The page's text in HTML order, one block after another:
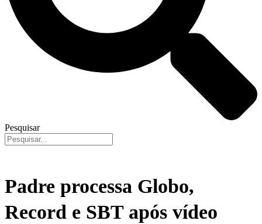
Pesquisar
Padre processa Globo,
Record e SBT após vídeo